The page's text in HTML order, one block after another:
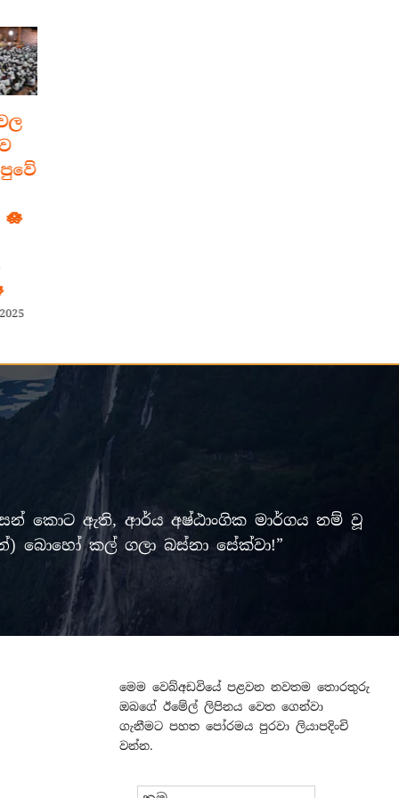
කොට ඇති, ආර්ය අෂ්ඨාංගික මාර්ගය නම් වූ
බොහෝ කල් ගලා බස්නා සේක්වා!”
මෙම වෙබ්අඩවියේ පළවන නවතම තොරතුරු
ඔබගේ ඊමේල් ලිපිනය වෙත ගෙන්වා
ගැනීමට පහත පෝරමය පුරවා ලියාපදිංචි
වන්න.